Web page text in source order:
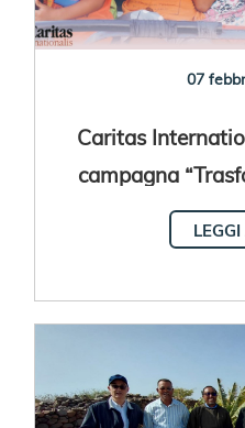
07
Caritas
campagna